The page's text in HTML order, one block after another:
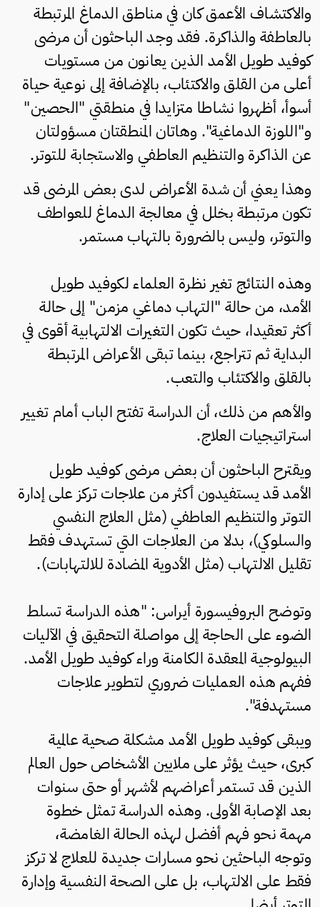
والاكتشاف الأعمق كان في مناطق الدماغ المرتبطة
بالعاطفة والذاكرة. فقد وجد الباحثون أن مرضى
كوفيد طويل الأمد الذين يعانون من مستويات
أعلى من القلق والاكتئاب، بالإضافة إلى نوعية حياة
أسوأ، أظهروا نشاطا متزايدا في منطقتي "الحصين"
و"اللوزة الدماغية". وهاتان المنطقتان مسؤولتان
عن الذاكرة والتنظيم العاطفي والاستجابة للتوتر.
وهذا يعني أن شدة الأعراض لدى بعض المرضى قد
تكون مرتبطة بخلل في معالجة الدماغ للعواطف
والتوتر، وليس بالضرورة بالتهاب مستمر.
وهذه النتائج تغير نظرة العلماء لكوفيد طويل
الأمد، من حالة "التهاب دماغي مزمن" إلى حالة
أكثر تعقيدا، حيث تكون التغيرات الالتهابية أقوى في
البداية ثم تتراجع، بينما تبقى الأعراض المرتبطة
بالقلق والاكتئاب والتعب.
والأهم من ذلك، أن الدراسة تفتح الباب أمام تغيير
استراتيجيات العلاج.
ويقترح الباحثون أن بعض مرضى كوفيد طويل
الأمد قد يستفيدون أكثر من علاجات تركز على إدارة
التوتر والتنظيم العاطفي (مثل العلاج النفسي
والسلوكي)، بدلا من العلاجات التي تستهدف فقط
تقليل الالتهاب (مثل الأدوية المضادة للالتهابات).
وتوضح البروفيسورة أيراس: "هذه الدراسة تسلط
الضوء على الحاجة إلى مواصلة التحقيق في الآليات
البيولوجية المعقدة الكامنة وراء كوفيد طويل الأمد.
ففهم هذه العمليات ضروري لتطوير علاجات
مستهدفة".
ويبقى كوفيد طويل الأمد مشكلة صحية عالمية
كبرى، حيث يؤثر على ملايين الأشخاص حول العالم
الذين قد تستمر أعراضهم لأشهر أو حتى سنوات
بعد الإصابة الأولى. وهذه الدراسة تمثل خطوة
مهمة نحو فهم أفضل لهذه الحالة الغامضة،
وتوجه الباحثين نحو مسارات جديدة للعلاج لا تركز
فقط على الالتهاب، بل على الصحة النفسية وإدارة